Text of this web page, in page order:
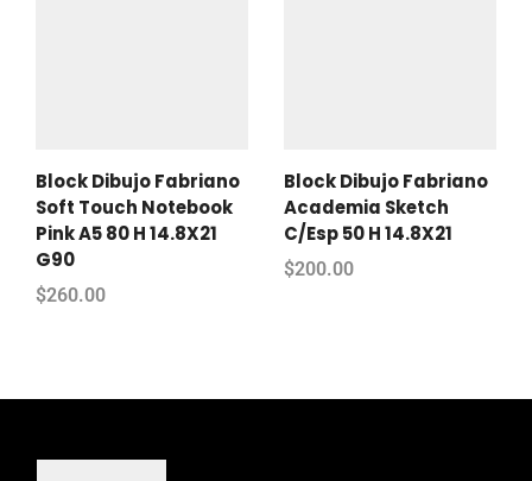
Block Dibujo Fabriano
Soft Touch Notebook
Pink A5 80 H 14.8X21
G90
$260.00
Block Dibujo Fabriano
Academia Sketch
C/Esp 50 H 14.8X21
$200.00